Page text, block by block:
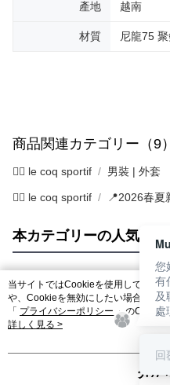
產地 越南
材質 尼龍75
商品関連カテゴリー（9）
🚴‍♂️ le coq sportif 男裝 | 外套
🚴‍♂️ le coq sportif 📍2026春夏
本カテゴリーの人気商品
人気タグ
当サイトではCookieを使用していま
や、Cookieを無効にしたい場合のブ
「 プライバシーポリシー 」のCookie
が、当サイトを引き続き使用される
詳しく見る >
分か
您
有
及
處
回